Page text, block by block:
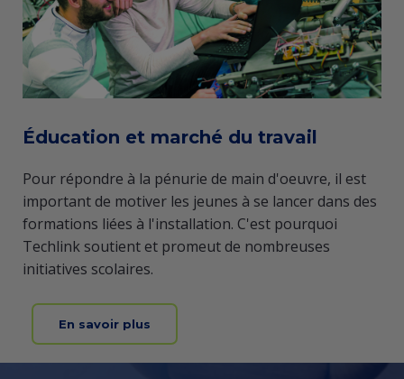
Éducation et marché du travail
Pour répondre à la pénurie de main d'oeuvre, il est
important de motiver les jeunes à se lancer dans des
formations liées à l'installation. C'est pourquoi
Techlink soutient et promeut de nombreuses
initiatives scolaires.
En savoir plus